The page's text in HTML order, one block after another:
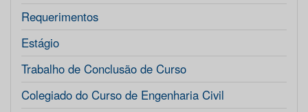
Requerimentos
Estágio
Trabalho de Conclusão de Curso
Colegiado do Curso de Engenharia Civil